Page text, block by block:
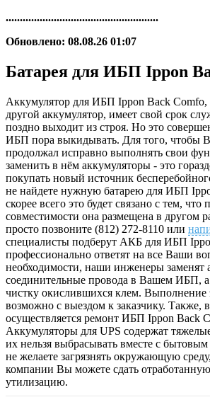
......................................................
Обновлено: 08.08.26 01:07
Батарея для ИБП Ippon
Аккумулятор для ИБП Ippon Back
другой аккумулятор, имеет свой срок
поздно выходит из строя. Но это
ИБП пора выкидывать. Для того, чтобы
продолжал исправно выполнять свои
заменить в нём аккумуляторы - это
покупать новый источник
не найдете нужную батарею для ИБП
скорее всего это будет связано с тем, что
совместимости она размещена в другом
просто позвоните (812) 272-8110 или
специалисты подберут АКБ для ИБП
профессионально ответят на все Ваши
необходимости, наши инженеры заменят
соединительные провода в Вашем ИБП, а
чистку окислившихся клем. Выполнение
возможно с выездом к заказчику. Также,
осуществляется ремонт ИБП Ippon Back
Аккумуляторы для UPS содержат
их нельзя выбрасывать вместе с
не желаете загрязнять окружающую
компании Вы можете сдать
утилизацию.